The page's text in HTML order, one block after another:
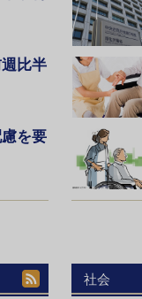
比半
を要
社会